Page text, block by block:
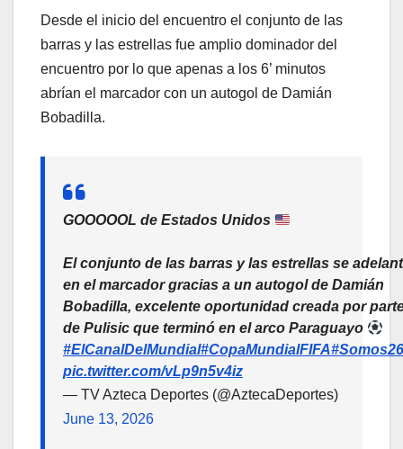
Desde el inicio del encuentro el conjunto de las
barras y las estrellas fue amplio dominador del
encuentro por lo que apenas a los 6’ minutos
abrían el marcador con un autogol de Damián
Bobadilla.
GOOOOOL de Estados Unidos
El conjunto de las barras y las estrellas se
en el marcador gracias a un autogol de Damián
Bobadilla, excelente oportunidad creada por
de Pulisic que terminó en el arco Paraguayo
#ElCanalDelMundial#CopaMundialFIFA#Somos26
pic.twitter.com/vLp9n5v4iz
— TV Azteca Deportes (@AztecaDeportes)
June 13, 2026